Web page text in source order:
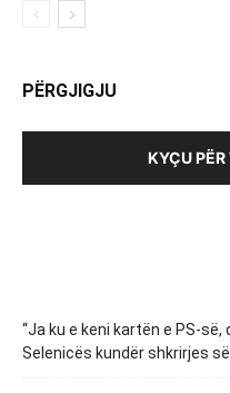
PËRGJIGJU
KYÇU
“Ja ku e keni kartën e PS-
Selenicës kundër shkrirjes